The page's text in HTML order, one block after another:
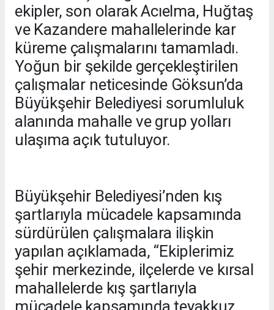
ekipler, son olarak Acıelma, Huğtaş
ve Kazandere mahallelerinde kar
küreme çalışmalarını tamamladı.
Yoğun bir şekilde gerçekleştirilen
çalışmalar neticesinde Göksun’da
Büyükşehir Belediyesi sorumluluk
alanında mahalle ve grup yolları
ulaşıma açık tutuluyor.
Büyükşehir Belediyesi’nden kış
şartlarıyla mücadele kapsamında
sürdürülen çalışmalara ilişkin
yapılan açıklamada, “Ekiplerimiz
şehir merkezinde, ilçelerde ve kırsal
mahallelerde kış şartlarıyla